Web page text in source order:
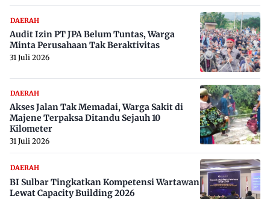
DAERAH
Audit Izin PT JPA Belum Tuntas, Warga
Minta Perusahaan Tak Beraktivitas
31 Juli 2026
DAERAH
Akses Jalan Tak Memadai, Warga Sakit di
Majene Terpaksa Ditandu Sejauh 10
Kilometer
31 Juli 2026
DAERAH
BI Sulbar Tingkatkan Kompetensi Wartawan
Lewat Capacity Building 2026